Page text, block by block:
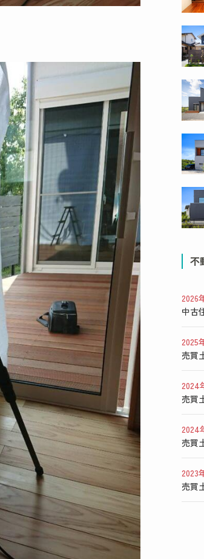
不
2026
中古
2025
売買
2024
売買
2024
売買
2023
売買